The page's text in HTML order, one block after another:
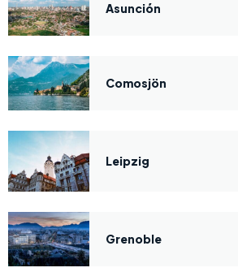
Asunción
Comosjön
Leipzig
Grenoble